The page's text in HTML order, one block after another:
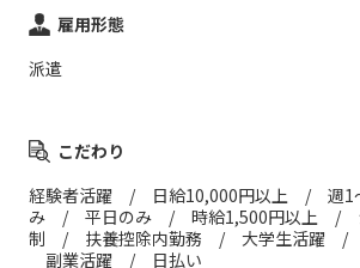
雇用形態
派遣
こだわり
経験者活躍 / 日給10,000円以上 / 週
み / 平日のみ / 時給1,500円以上 /
制 / 扶養控除内勤務 / 大学生活躍 /
副業活躍 / 日払い